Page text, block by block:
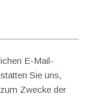
E-Mail-
Sie uns,
Zwecke der